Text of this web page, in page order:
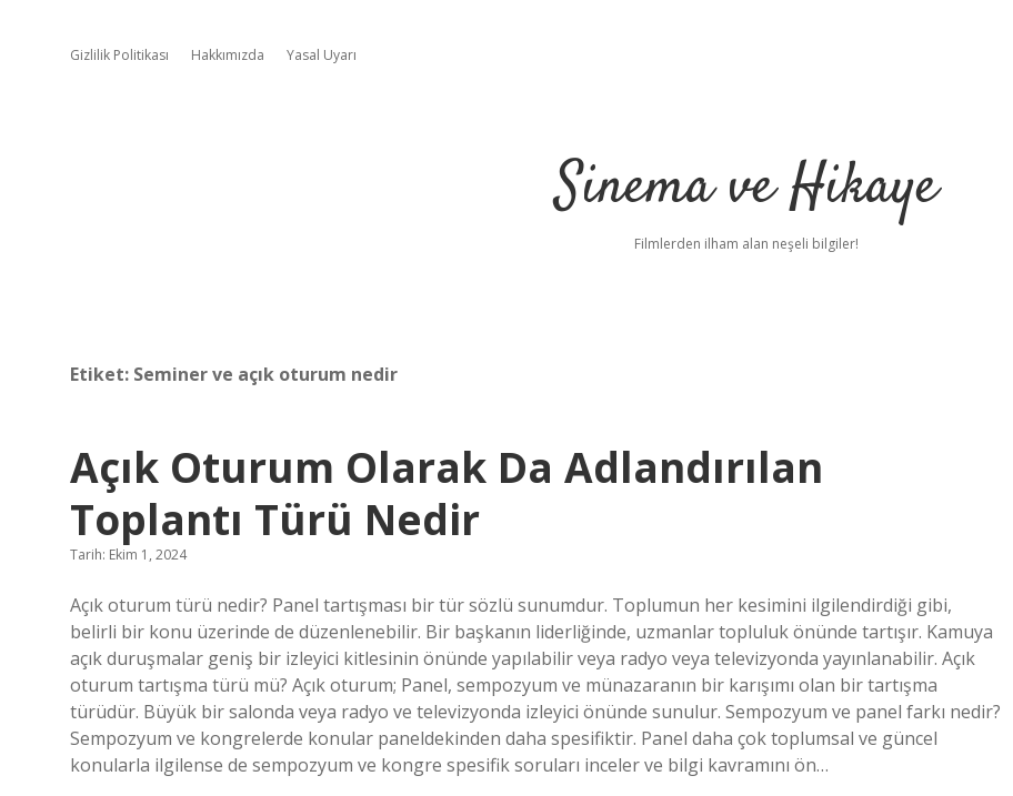
Gizlilik Politikası Hakkımızda Yasal Uyarı
Sinema ve Hikaye
Filmlerden ilham alan neşeli bilgiler!
Etiket: Seminer ve açık oturum nedir
Açık Oturum Olarak Da Adlandırılan
Toplantı Türü Nedir
Tarih: Ekim 1, 2024
Açık oturum türü nedir? Panel tartışması bir tür sözlü sunumdur. Toplumun her kesimini ilgilendirdiği gibi,
belirli bir konu üzerinde de düzenlenebilir. Bir başkanın liderliğinde, uzmanlar topluluk önünde tartışır. Kamuya
açık duruşmalar geniş bir izleyici kitlesinin önünde yapılabilir veya radyo veya televizyonda yayınlanabilir. Açık
oturum tartışma türü mü? Açık oturum; Panel, sempozyum ve münazaranın bir karışımı olan bir tartışma
türüdür. Büyük bir salonda veya radyo ve televizyonda izleyici önünde sunulur. Sempozyum ve panel farkı nedir?
Sempozyum ve kongrelerde konular paneldekinden daha spesifiktir. Panel daha çok toplumsal ve güncel
konularla ilgilense de sempozyum ve kongre spesifik soruları inceler ve bilgi kavramını ön…